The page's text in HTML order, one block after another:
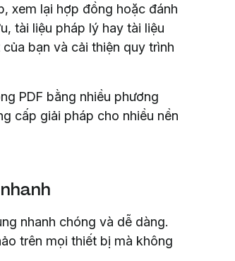
xem lại hợp đồng hoặc đánh
tài liệu pháp lý hay tài liệu
bạn và cải thiện quy trình
PDF bằng nhiều phương
cấp giải pháp cho nhiều nền
nhanh chóng và dễ dàng.
trên mọi thiết bị mà không